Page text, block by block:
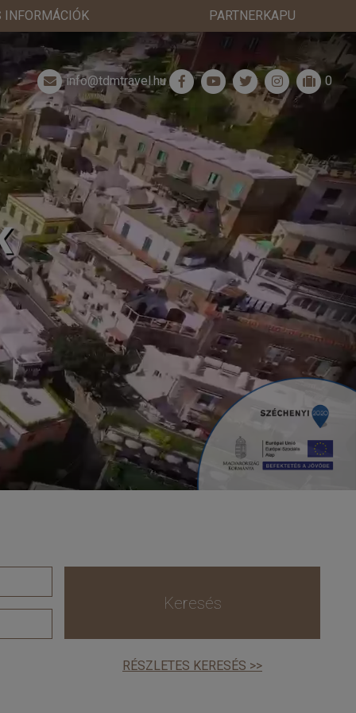
INFORMÁCIÓK PARTNERKAPU
info@tdmtravel.hu 0
Keresés
RÉSZLETES KERESÉS >>